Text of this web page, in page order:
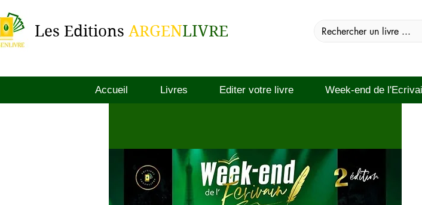
Les Editions ARGENLIVRE
Accueil Livres Editer votre livre Week-end de